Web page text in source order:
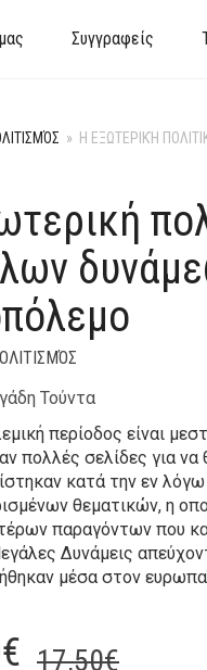
Συγγραφείς
» Η ΕΞΩΤΕΡΙΚΉ
Τούντα
περίοδος είναι
πολλές σελίδες για
κατά την εν
θεματικών, η
παραγόντων που
Δυνάμεις
μέσα στον
17,50€
€
Current